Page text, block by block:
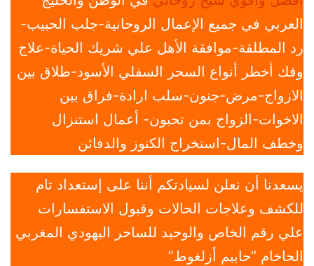
العربي في جميع الإعمال الروحانية-جلب الحبيب-
رد المطلقة-موافقة الأهل علي شريك الحياة-علاج
وفك أخطر أنواع السحر السفلي الأسود-طلاق بين
الازواج-مرض-جنون-سلب ارادة-فراق بين
الاخوات-الزواج بمن تحبون- أعمال استنزال
وخطف المال-استخراج الكنوز والدفائن
يسعدنا أن نعلن لسيادتكم أننا على إستعداد تام
للكشف وعلاجات الحالات وقبول الاستفسارات
علي رقم الخاص والوحيد للساحر اليهودي المغربي
الحاخام “حاييم أزلغوط”